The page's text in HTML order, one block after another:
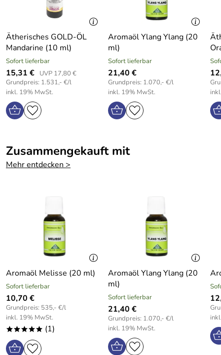
Wunderschöne südländische Sommerkomposition
Duft: warm, fruchtig, fröhlich, mit Freude am Leben
Duft: Sorgt für gute Laune
Entspannend und aphrodisierend
Form:Flüssig, sehr ergibig
Farbe:Braun
Ätherische Öle - wirken in der Raumbeduftung wohltuend
auf Körper und Geist. Sie können beleben, entspannen, die
Das hier aufgeführte ätherische Öl ist ein
Kosmetikprodukt und kein Heilmittel im Sinne des
Heilmittelgesetzes.
Sicherheitshinweis:
- Unter Verschluss aufbewahren, außerhalb der
Reichweite von kleinen Kindern
- Bei Verschlucken sofort Giftinformationszentrum oder
Arzt anrufen
*****
Verifizierte Bewertung
Sehr gute Qualität und toller Duft!
Kaufdatum: 04.04.2022
Bewertungsdatum: 15.04.2022
Ätherisches GOLD-ÖL
Mandarine (10 ml)
Sofort lieferbar
15,31 €
UVP 17,80 €
Grundpreis: 1.531,- €/l
inkl. 19% MwSt.
Aromaöl Ylang Ylang (20
ml)
Sofort lieferbar
21,40 €
Grundpreis: 1.070,- €/l
inkl. 19% MwSt.
Zusammengekauft mit
Mehr entdecken >
Aromaöl Melisse (20 ml)
Sofort lieferbar
10,70 €
Grundpreis: 535,- €/l
inkl. 19% MwSt.
***** (1)
Aromaöl Ylang Ylang (20
ml)
Sofort lieferbar
21,40 €
Grundpreis: 1.070,- €/l
inkl. 19% MwSt.